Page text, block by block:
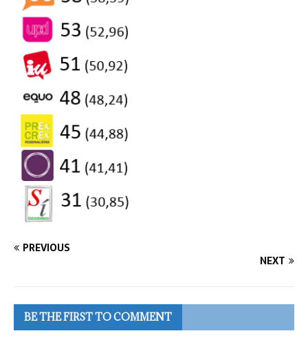
PREVIOUS
NEXT
BE THE FIRST TO COMMENT